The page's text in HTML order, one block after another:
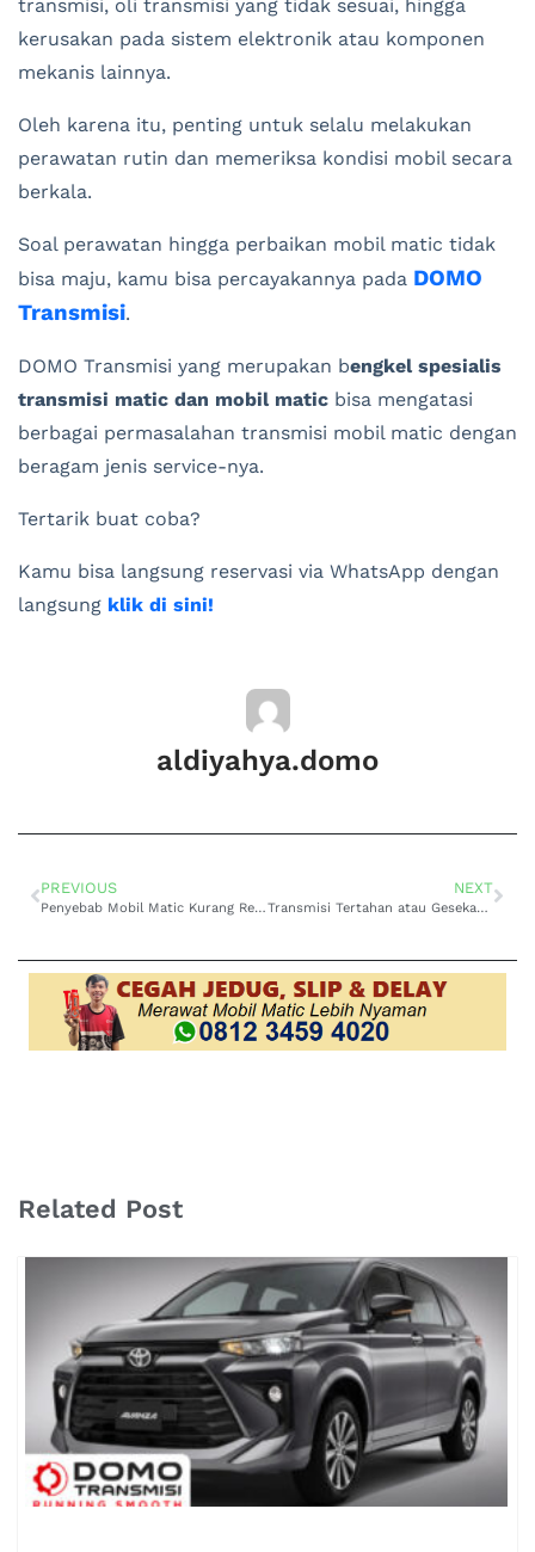
transmisi, oli transmisi yang tidak sesuai, hingga
kerusakan pada sistem elektronik atau komponen
mekanis lainnya.
Oleh karena itu, penting untuk selalu melakukan
perawatan rutin dan memeriksa kondisi mobil secara
berkala.
Soal perawatan hingga perbaikan mobil matic tidak
bisa maju, kamu bisa percayakannya pada DOMO
Transmisi.
DOMO Transmisi yang merupakan bengkel spesialis
transmisi matic dan mobil matic bisa mengatasi
berbagai permasalahan transmisi mobil matic dengan
beragam jenis service-nya.
Tertarik buat coba?
Kamu bisa langsung reservasi via WhatsApp dengan
langsung klik di sini!
aldiyahya.domo
PREVIOUS
Penyebab Mobil Matic Kurang Responsif & Solusinya
NEXT
Transmisi Tertahan atau Gesekan saat Pindah Gigi pada Suzuki APV Matic? Ini Solusinya!
Related Post